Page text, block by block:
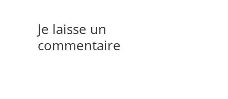
Je laisse un
commentaire